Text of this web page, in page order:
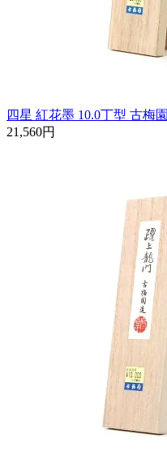
四星 紅花墨 10.0丁型 古梅園
21,560円